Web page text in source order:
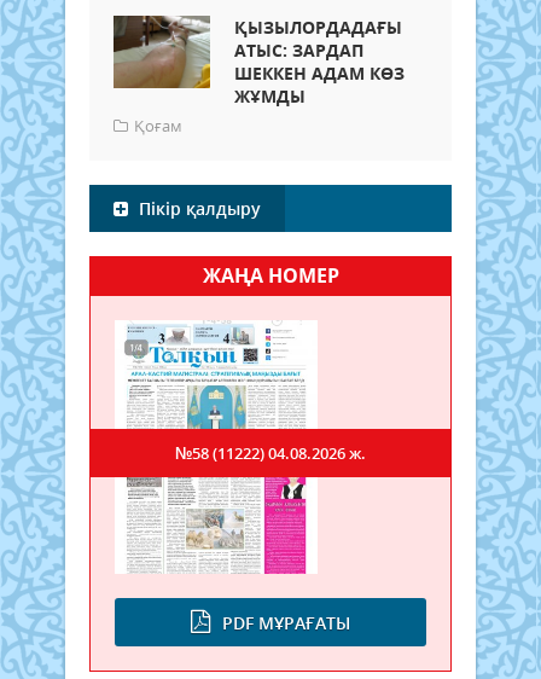
ҚЫЗЫЛОРДАДАҒЫ
АТЫС: ЗАРДАП
ШЕККЕН АДАМ КӨЗ
ЖҰМДЫ
Қоғам
Пікір қалдыру
ЖАҢА НОМЕР
PDF МҰРАҒАТЫ
№58 (11222)04.08.2026 ж.